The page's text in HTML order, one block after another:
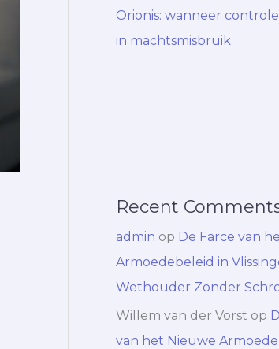
Orionis: wanneer
in machtsmisbruik
Recent
admin op De Farce van
Armoedebeleid in
Wethouder Zonder
Willem van der Vorst op
van het Nieuwe